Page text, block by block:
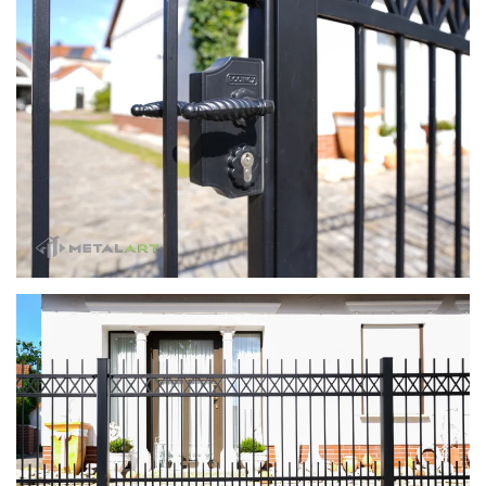
zoom in
zoom in